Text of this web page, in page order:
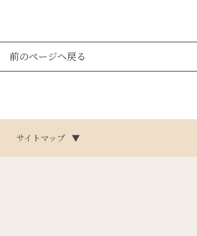
前のページへ戻る
サイトマップ ▼